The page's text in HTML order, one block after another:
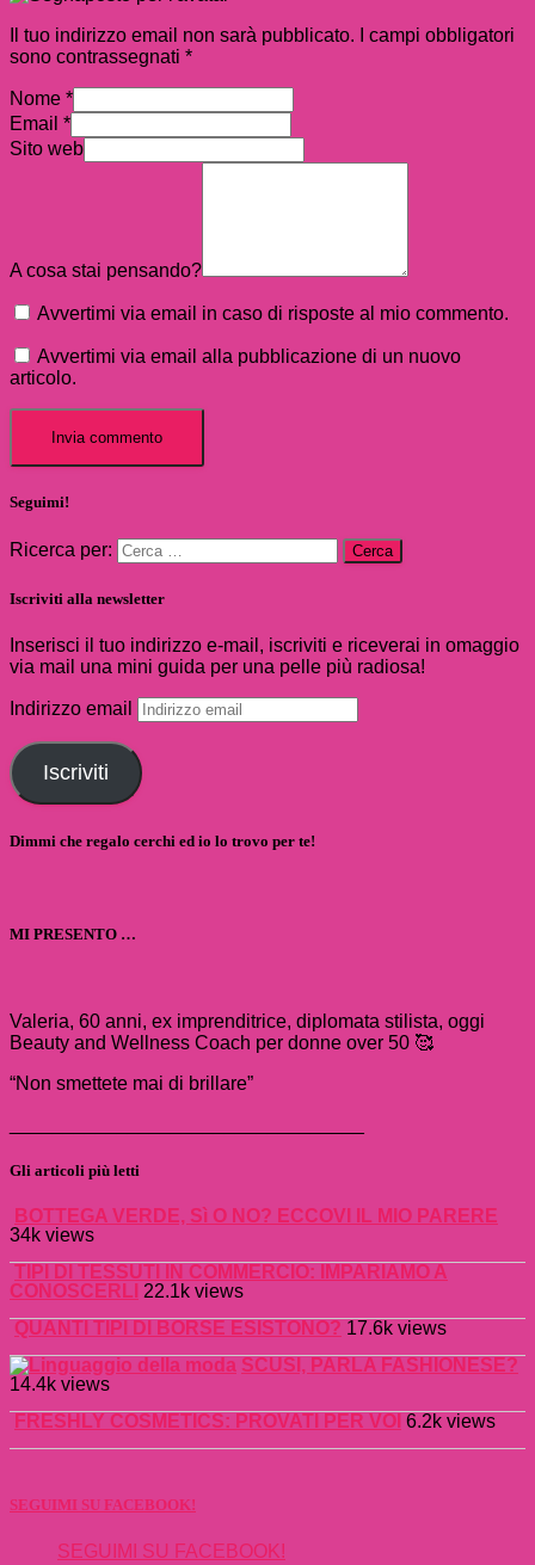
Il tuo indirizzo email non sarà pubblicato.
I campi obbligatori
sono contrassegnati *
Nome *
Email *
Sito web
A cosa stai pensando?
Avvertimi via email in caso di risposte al mio commento.
Avvertimi via email alla pubblicazione di un nuovo
articolo.
Seguimi!
Ricerca per:
Iscriviti alla newsletter
Inserisci il tuo indirizzo e-mail, iscriviti e riceverai in omaggio
via mail una mini guida per una pelle più radiosa!
Indirizzo email
Iscriviti
Dimmi che regalo cerchi ed io lo trovo per te!
MI PRESENTO …
Valeria, 60 anni, ex imprenditrice, diplomata stilista, oggi
Beauty and Wellness Coach per donne over 50 🥰
“Non smettete mai di brillare”
Gli articoli più letti
BOTTEGA VERDE, Sì O NO? ECCOVI IL MIO PARERE
34k views
TIPI DI TESSUTI IN COMMERCIO: IMPARIAMO A
CONOSCERLI 22.1k views
QUANTI TIPI DI BORSE ESISTONO? 17.6k views
SCUSI, PARLA FASHIONESE?
14.4k views
FRESHLY COSMETICS: PROVATI PER VOI 6.2k views
SEGUIMI SU FACEBOOK!
SEGUIMI SU FACEBOOK!